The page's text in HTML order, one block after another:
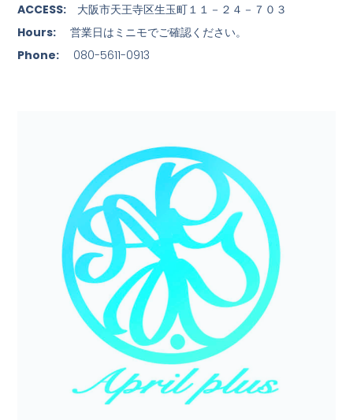
ACCESS: 大阪市天王寺区生玉町１１－２４－７０３
Hours: 営業日はミニモでご確認ください。
Phone: 080-5611-0913